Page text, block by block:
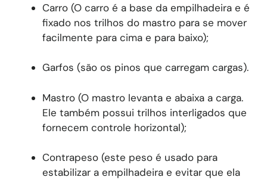
Carro (O carro é a base da empilhadeira e é
fixado nos trilhos do mastro para se mover
facilmente para cima e para baixo);
Garfos (são os pinos que carregam cargas).
Mastro (O mastro levanta e abaixa a carga.
Ele também possui trilhos interligados que
fornecem controle horizontal);
Contrapeso (este peso é usado para
estabilizar a empilhadeira e evitar que ela